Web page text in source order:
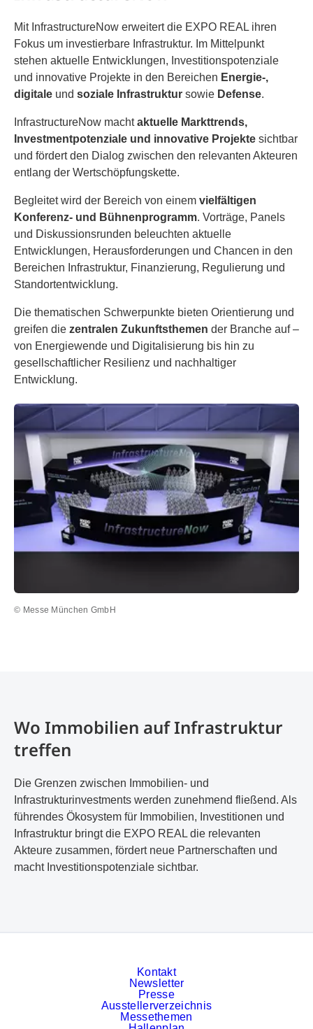
Mit InfrastructureNow erweitert die EXPO REAL ihren
Fokus um investierbare Infrastruktur. Im Mittelpunkt
stehen aktuelle Entwicklungen, Investitionspotenziale
und innovative Projekte in den Bereichen Energie-,
digitale und soziale Infrastruktur sowie Defense.
InfrastructureNow machtaktuelle Markttrends,
Investmentpotenziale und innovative Projekte sichtbar
und fördert den Dialog zwischen den relevanten Akteuren
entlang der Wertschöpfungskette.
Begleitet wird der Bereich von einem vielfältigen
Konferenz- und Bühnenprogramm. Vorträge, Panels
und Diskussionsrunden beleuchten aktuelle
Entwicklungen, Herausforderungen und Chancen in den
Bereichen Infrastruktur, Finanzierung, Regulierung und
Standortentwicklung.
Die thematischen Schwerpunkte bieten Orientierung und
greifen die zentralen Zukunftsthemen der Branche auf –
von Energiewende und Digitalisierung bis hin zu
gesellschaftlicher Resilienz und nachhaltiger
Entwicklung.
© Messe München GmbH
Wo Immobilien auf Infrastruktur
treffen
Die Grenzen zwischen Immobilien- und
Infrastrukturinvestments werden zunehmend fließend. Als
führendes Ökosystem für Immobilien, Investitionen und
Infrastruktur bringt die EXPO REAL die relevanten
Akteure zusammen, fördert neue Partnerschaften und
macht Investitionspotenziale sichtbar.
Kontakt
Newsletter
Presse
Ausstellerverzeichnis
Messethemen